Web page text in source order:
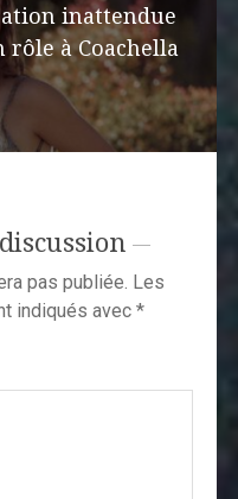
inattendue
rôle à Coachella
pas publiée. Les
indiqués avec *